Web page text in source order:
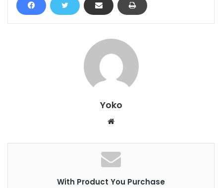
Yoko
b
s
i
t
With Product You Purchase